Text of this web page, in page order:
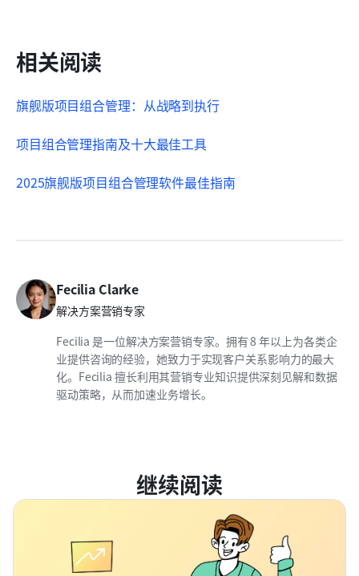
相关阅读
旗舰版项目组合管理：从战略到执行
项目组合管理指南及十大最佳工具
2025旗舰版项目组合管理软件最佳指南
Fecilia Clarke
解决方案营销专家
Fecilia 是一位解决方案营销专家。拥有 8 年以上为各类企
业提供咨询的经验，她致力于实现客户关系影响力的最大
化。Fecilia 擅长利用其营销专业知识提供深刻见解和数据
驱动策略，从而加速业务增长。
继续阅读